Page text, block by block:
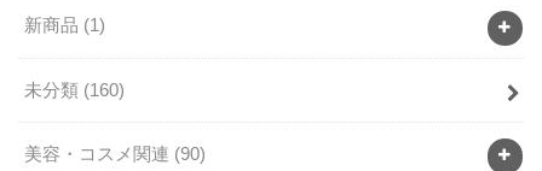
新商品 (1)
未分類 (160)
美容・コスメ関連 (90)